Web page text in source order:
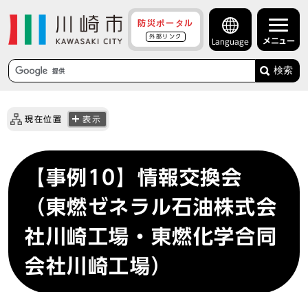
防災ポータル
外部リンク
Language メニュー
検索
現在位置 表示
【事例10】情報交換会
（東燃ゼネラル石油株式会
社川崎工場・東燃化学合同
会社川崎工場）